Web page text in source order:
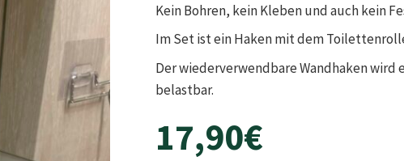
Kein Bohren, kein Kleben und auch kein
Im Set ist ein Haken mit dem
Der wiederverwendbare Wandhaken
belastbar.
17,90€